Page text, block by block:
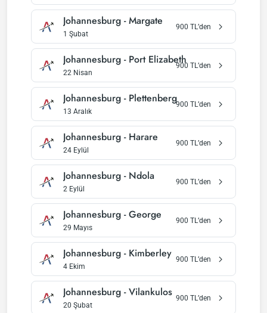
Johannesburg -Margate
1 Şubat
900 TL’den
Johannesburg - Port Elizabeth
22 Nisan
900 TL’den
Johannesburg - Plettenberg
13 Aralık
900 TL’den
Johannesburg - Harare
24 Eylül
900 TL’den
Johannesburg - Ndola
2 Eylül
900 TL’den
Johannesburg -George
29 Mayıs
900 TL’den
Johannesburg - Kimberley
4 Ekim
900 TL’den
Johannesburg -Vilankulos
20 Şubat
900 TL’den